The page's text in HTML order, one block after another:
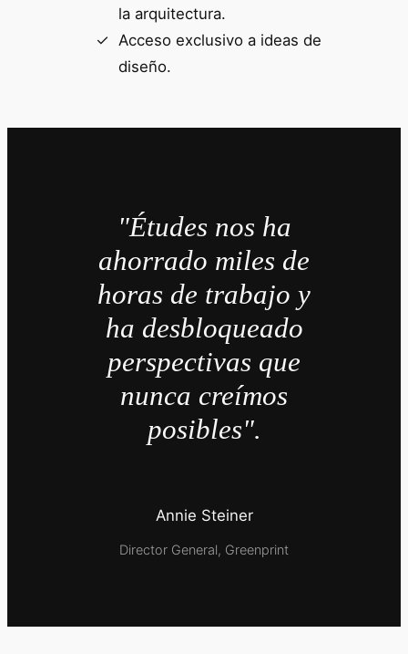
la arquitectura.
Acceso exclusivo a ideas de
diseño.
"Études nos ha
ahorrado miles de
horas de trabajo y
ha desbloqueado
perspectivas que
nunca creímos
posibles".
Annie Steiner
Director General, Greenprint